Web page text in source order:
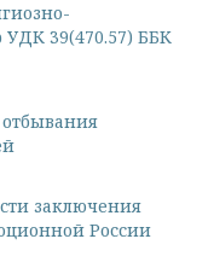
39(470.57) ББК
заключения
России